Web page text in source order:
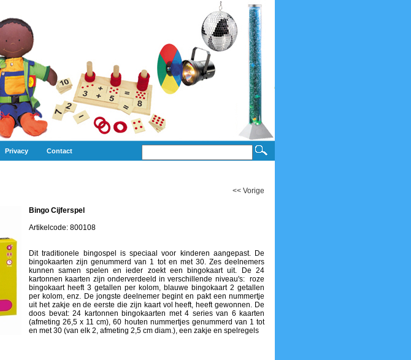
Privacy Contact
<< Vorige
Bingo Cijferspel
Artikelcode: 800108
Dit traditionele bingospel is speciaal voor kinderen aangepast. De
bingokaarten zijn genummerd van 1 tot en met 30. Zes deelnemers
kunnen samen spelen en ieder zoekt een bingokaart uit. De 24
kartonnen kaarten zijn onderverdeeld in verschillende niveau's: roze
bingokaart heeft 3 getallen per kolom, blauwe bingokaart 2 getallen
per kolom, enz. De jongste deelnemer begint en pakt een nummertje
uit het zakje en de eerste die zijn kaart vol heeft, heeft gewonnen. De
doos bevat: 24 kartonnen bingokaarten met 4 series van 6 kaarten
(afmeting 26,5 x 11 cm), 60 houten nummertjes genummerd van 1 tot
en met 30 (van elk 2, afmeting 2,5 cm diam.), een zakje en spelregels